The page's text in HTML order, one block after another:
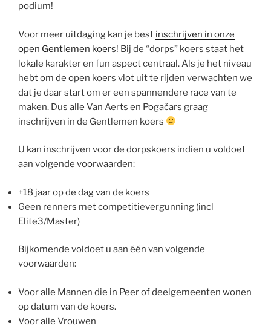
podium!
Voor meer uitdaging kan je best inschrijven in onze
open Gentlemen koers! Bij de “dorps” koers staat het
lokale karakter en fun aspect centraal. Als je het niveau
hebt om de open koers vlot uit te rijden verwachten we
dat je daar start om er een spannendere race van te
maken. Dus alle Van Aerts en Pogačars graag
inschrijven in de Gentlemen koers
U kan inschrijven voor de dorpskoers indien u voldoet
aan volgende voorwaarden:
+18 jaar op de dag van de koers
Geen renners met competitievergunning (incl
Elite3/Master)
Bijkomende voldoet u aan één van volgende
voorwaarden:
Voor alle Mannen die in Peer of deelgemeenten wonen
op datum van de koers.
Voor alle Vrouwen